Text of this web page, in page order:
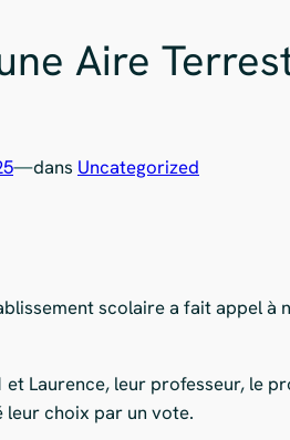
Aire
—dans Uncategorized
scolaire a fait appel à
et Laurence, leur professeur, le
choix par un vote.